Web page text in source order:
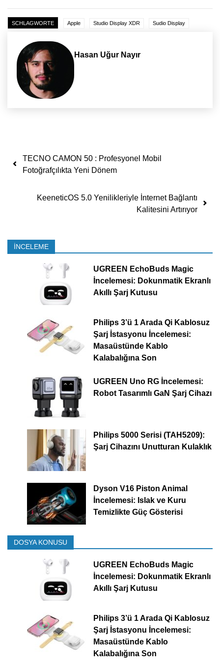
SCHLAGWORTE Apple Studio Display XDR Sudio Display
Hasan Uğur Nayır
Yazı dolaşımı
TECNO CAMON 50 : Profesyonel Mobil
Fotoğrafçılıkta Yeni Dönem
KeeneticOS 5.0 Yenilikleriyle İnternet Bağlantı
Kalitesini Artırıyor
İNCELEME
UGREEN EchoBuds Magic
İncelemesi: Dokunmatik Ekranlı
Akıllı Şarj Kutusu
Philips 3’ü 1 Arada Qi Kablosuz
Şarj İstasyonu İncelemesi:
Masaüstünde Kablo
Kalabalığına Son
UGREEN Uno RG İncelemesi:
Robot Tasarımlı GaN Şarj Cihazı
Philips 5000 Serisi (TAH5209):
Şarj Cihazını Unutturan Kulaklık
Dyson V16 Piston Animal
İncelemesi: Islak ve Kuru
Temizlikte Güç Gösterisi
DOSYA KONUSU
UGREEN EchoBuds Magic
İncelemesi: Dokunmatik Ekranlı
Akıllı Şarj Kutusu
Philips 3’ü 1 Arada Qi Kablosuz
Şarj İstasyonu İncelemesi:
Masaüstünde Kablo
Kalabalığına Son